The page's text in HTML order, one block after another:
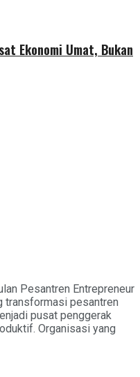
Ekonomi Umat, Bukan
Pesantren Entrepreneur
transformasi pesantren
pusat penggerak
Organisasi yang